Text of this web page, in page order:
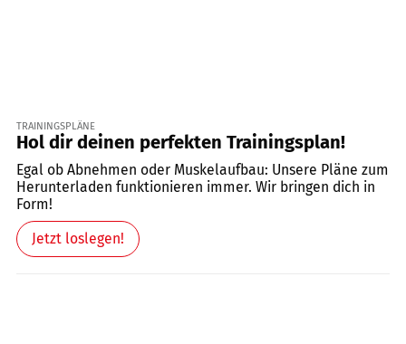
TRAININGSPLÄNE
Hol dir deinen perfekten Trainingsplan!
Egal ob Abnehmen oder Muskelaufbau: Unsere Pläne zum
Herunterladen funktionieren immer. Wir bringen dich in
Form!
Jetzt loslegen!